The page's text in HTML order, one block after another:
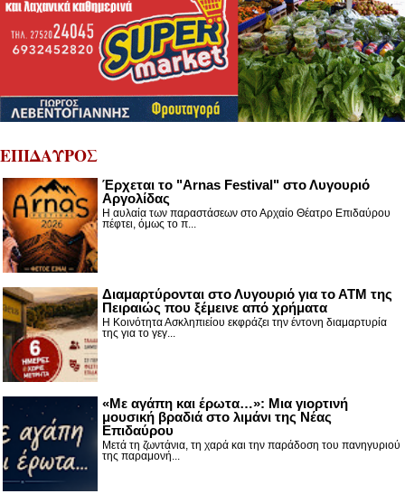
ΕΠΙΔΑΥΡΟΣ
Έρχεται το "Arnas Festival" στο Λυγουριό
Αργολίδας
Η αυλαία των παραστάσεων στο Αρχαίο Θέατρο Επιδαύρου
πέφτει, όμως το π...
Διαμαρτύρονται στο Λυγουριό για το ΑΤΜ της
Πειραιώς που ξέμεινε από χρήματα
Η Κοινότητα Ασκληπιείου εκφράζει την έντονη διαμαρτυρία
της για το γεγ...
«Με αγάπη και έρωτα…»: Μια γιορτινή
μουσική βραδιά στο λιμάνι της Νέας
Επιδαύρου
Μετά τη ζωντάνια, τη χαρά και την παράδοση του πανηγυριού
της παραμονή...